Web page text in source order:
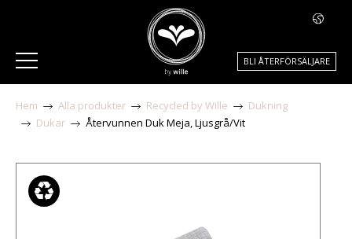
BLI ÅTERFÖRSÄLJARE
Hem Alla produkter Recycled by Wille
Dukning
Dukar
Återvunnen Duk Meja, Ljusgrå/Vit